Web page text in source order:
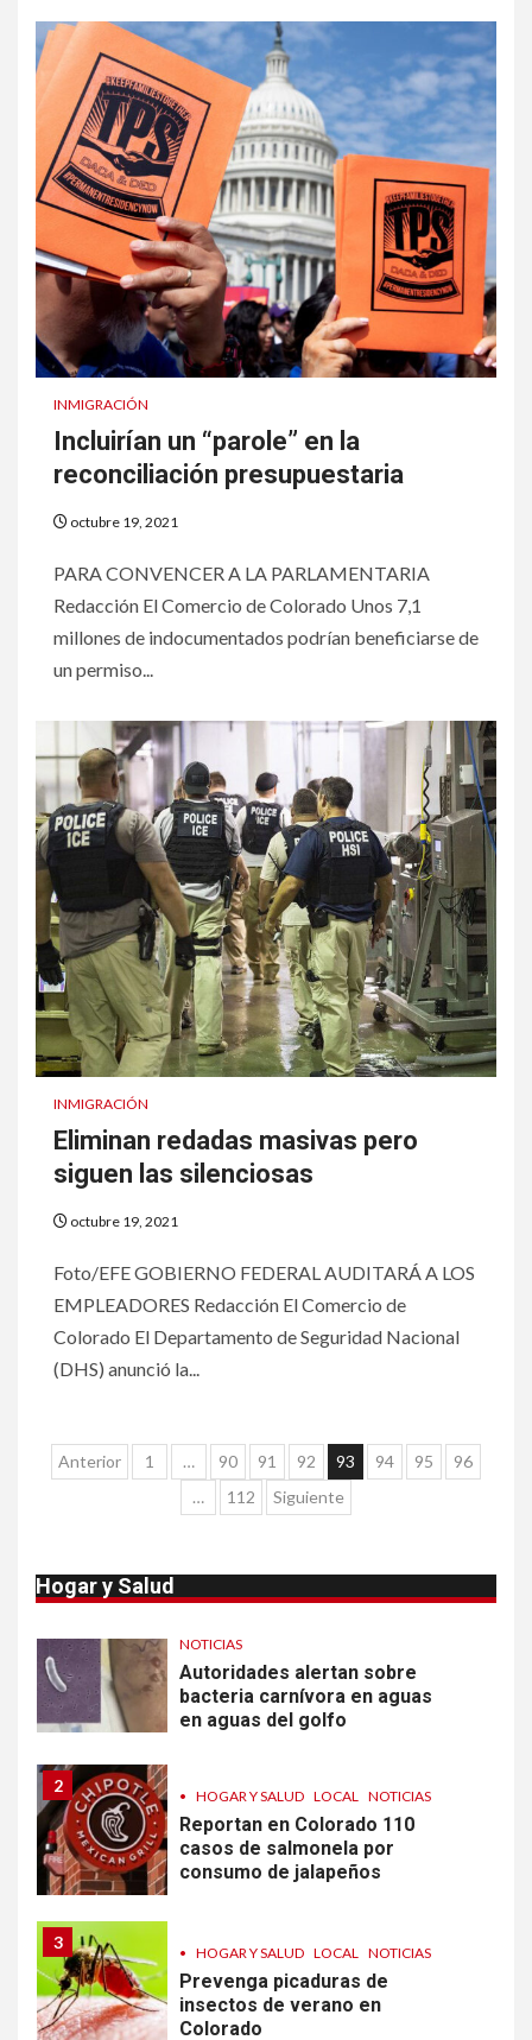
INMIGRACIÓN
Incluirían un “parole” en la
reconciliación presupuestaria
octubre 19, 2021
PARA CONVENCER A LA PARLAMENTARIA
Redacción El Comercio de Colorado Unos 7,1
millones de indocumentados podrían beneficiarse de
un permiso...
INMIGRACIÓN
Eliminan redadas masivas pero
siguen las silenciosas
octubre 19, 2021
Foto/EFE GOBIERNO FEDERAL AUDITARÁ A LOS
EMPLEADORES Redacción El Comercio de
Colorado El Departamento de Seguridad Nacional
(DHS) anunció la...
Paginación
Anterior 1 … 90 91 92 93 94 95
96
…
112 Siguiente
Hogar y Salud
6
HOGAR Y SALUD
Generación Z ignora riesgo
de cáncer al broncearse
7
HOGAR Y SALUD
Gas radón exige atención de
compradores e inquilinos
8
HOGAR Y SALUD
Insistir también tiene su
9 • ESTADOS UNIDOS HOGAR Y SALUD
EE. UU. reporta sus primeras
dos muertes por Cyclospora
10
• ESTADOS UNIDOS
HOGAR Y SALUD
NOTICIAS
Más casos de sarampión en
NOTICIAS
Autoridades alertan sobre
bacteria carnívora en aguas
en aguas del golfo
2
• HOGAR Y SALUD LOCAL NOTICIAS
Reportan en Colorado 110
casos de salmonela por
consumo de jalapeños
3
• HOGAR Y SALUD LOCAL NOTICIAS
Prevenga picaduras de
insectos de verano en
Colorado